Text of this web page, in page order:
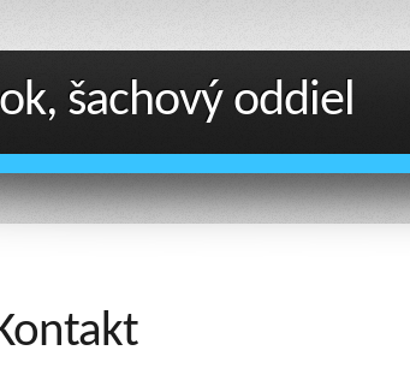
šachový oddiel